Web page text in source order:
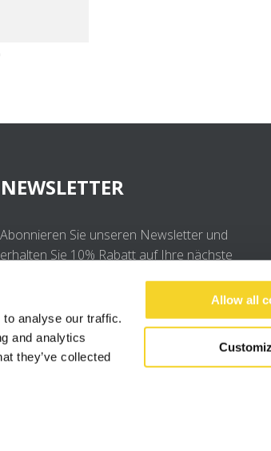
analyse our traffic.
and analytics
they’ve collected
Allow all
NEWSLETTER
Abonnieren Sie unseren Newsletter und
erhalten Sie 10% Rabatt auf Ihre nächste
OK
Ich stimme derDatenschutzerklärung.